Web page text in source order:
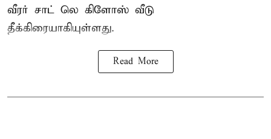
வீரர் சாட் லெ கிளோஸ் வீடு
தீக்கிரையாகியுள்ளது.
Read More